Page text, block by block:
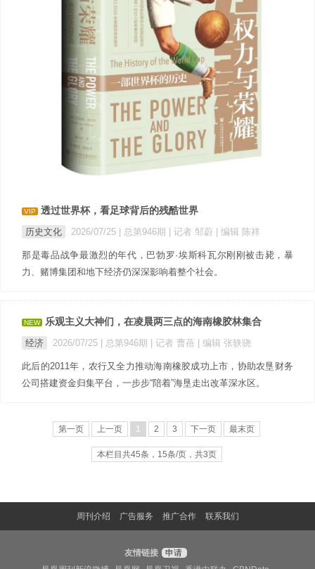
VIP 透过世界杯，看足球背后的残酷世界
历史文化 2026/07/25 | 总第946期 | 记者 邹蔚 | 编辑 陈祥
那是毒品战争最激烈的年代，巴勃罗·埃斯科瓦尔刚刚被击毙，暴
力、赌博集团和地下经济仍深深影响着整个社会。
NEW 乐观主义大神们，在凌晨两三点的海南橡胶林集合
经济 2026/07/25 | 总第946期 | 记者 曹蓓 | 编辑 张轶骁
此后的2011年，农行又全力推动海南橡胶成功上市，协助农垦财务
公司搭建资金归集平台，一步步“陪着”海垦走出改革深水区。
第一页 上一页 1 2 3 下一页 最末页
本栏目共45条，15条/页，共3页
周刊介绍 广告服务 推广合作 联系我们
友情链接
申请